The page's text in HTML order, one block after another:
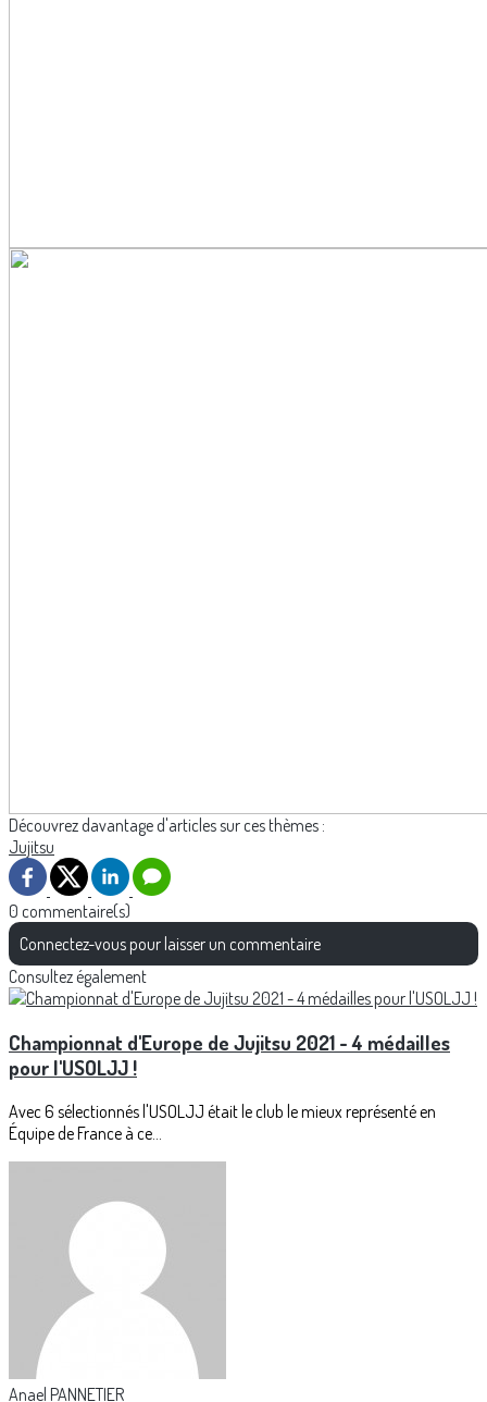
Découvrez davantage d'articles sur ces thèmes :
Jujitsu
0 commentaire(s)
Connectez-vous pour laisser un commentaire
Consultez également
Championnat d'Europe de Jujitsu 2021 - 4 médailles
pour l'USOLJJ !
Avec 6 sélectionnés l'USOLJJ était le club le mieux représenté en
Équipe de France à ce...
Anael PANNETIER